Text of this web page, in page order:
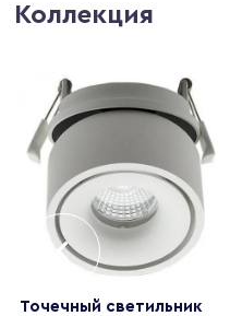
Коллекция
Точечный светильник